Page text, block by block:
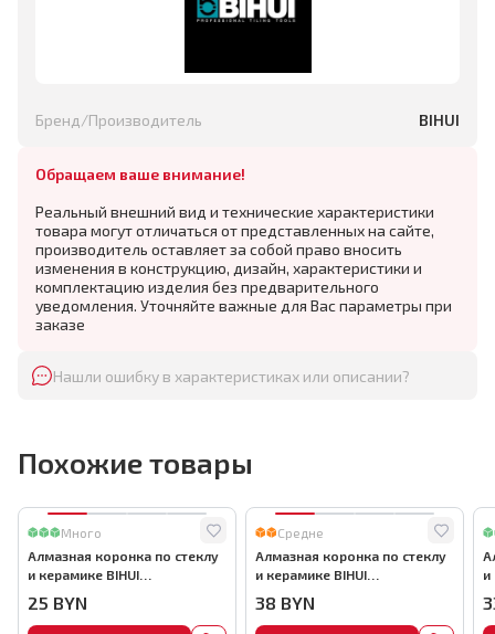
Бренд/Производитель BIHUI
Обращаем ваше внимание!
Реальный внешний вид и технические характеристики
товара могут отличаться от представленных на сайте,
производитель оставляет за собой право вносить
изменения в конструкцию, дизайн, характеристики и
комплектацию изделия без предварительного
уведомления. Уточняйте важные для Вас параметры при
заказе
Нашли ошибку в характеристиках или описании?
Похожие товары
Много
Алмазная коронка по стеклу
и керамике BIHUI
коронка), 35мм, арт.DBW35
25 BYN
Средне
Алмазная коронка по стеклу
и керамике BIHUI
коронка), 55мм, арт.DBW55
38 BYN
и